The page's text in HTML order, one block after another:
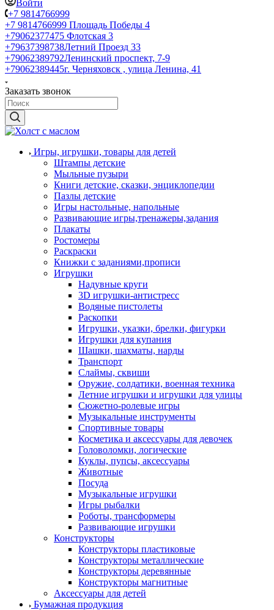
Войти
+7 9814766999
+7 9814766999 Площадь Победы 4
+79062377475 Флотская 3
+79637398738Летний Проезд 33
+79062389792Ленинский проспект, 7-9
+79062389445г. Черняховск , улица Ленина, 41
Заказать звонок
Игры, игрушки, товары для детей
Штампы детские
Мыльные пузыри
Книги детские, сказки, энциклопедии
Пазлы детские
Игры настольные, напольные
Развивающие игры,тренажеры,задания
Плакаты
Ростомеры
Раскраски
Книжки с заданиями,прописи
Игрушки
Надувные круги
3D игрушки-антистресс
Водяные пистолеты
Раскопки
Игрушки, указки, брелки, фигурки
Игрушки для купания
Шашки, шахматы, нарды
Транспорт
Слаймы, сквиши
Оружие, солдатики, военная техника
Летние игрушки и игрушки для улицы
Сюжетно-ролевые игры
Музыкальные инструменты
Спортивные товары
Косметика и аксессуары для девочек
Головоломки, логические
Куклы, пупсы, аксессуары
Животные
Посуда
Музыкальные игрушки
Игры рыбалки
Роботы, трансформеры
Развивающие игрушки
Конструкторы
Конструкторы пластиковые
Конструкторы металлические
Конструкторы деревянные
Конструкторы магнитные
Аксессуары для детей
Бумажная продукция